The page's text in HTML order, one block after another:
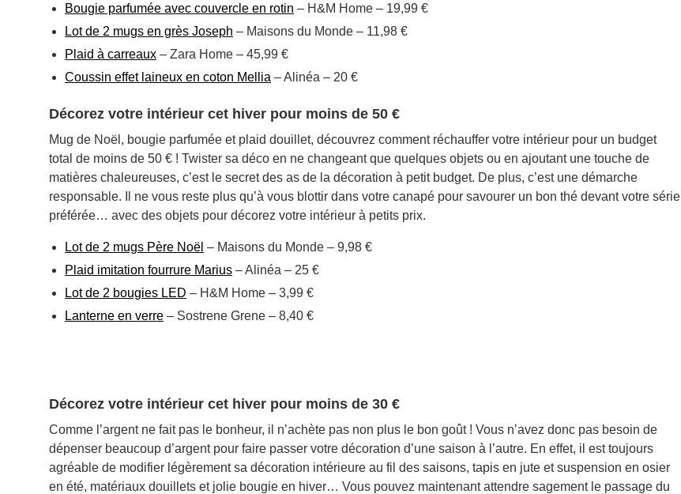
Bougie parfumée avec couvercle en rotin – H&M Home – 19,99 €
Lot de 2 mugs en grès Joseph – Maisons du Monde – 11,98 €
Plaid à carreaux – Zara Home – 45,99 €
Coussin effet laineux en coton Mellia – Alinéa – 20 €
Décorez votre intérieur cet hiver pour moins de 50 €
Mug de Noël, bougie parfumée et plaid douillet, découvrez comment réchauffer votre intérieur pour un budget
total de moins de 50 € ! Twister sa déco en ne changeant que quelques objets ou en ajoutant une touche de
matières chaleureuses, c’est le secret des as de la décoration à petit budget. De plus, c’est une démarche
responsable. Il ne vous reste plus qu’à vous blottir dans votre canapé pour savourer un bon thé devant votre série
préférée… avec des objets pour décorez votre intérieur à petits prix.
Lot de 2 mugs Père Noël – Maisons du Monde – 9,98 €
Plaid imitation fourrure Marius – Alinéa – 25 €
Lot de 2 bougies LED – H&M Home – 3,99 €
Lanterne en verre – Sostrene Grene – 8,40 €
Décorez votre intérieur cet hiver pour moins de 30 €
Comme l’argent ne fait pas le bonheur, il n’achète pas non plus le bon goût ! Vous n’avez donc pas besoin de
dépenser beaucoup d’argent pour faire passer votre décoration d’une saison à l’autre. En effet, il est toujours
agréable de modifier légèrement sa décoration intérieure au fil des saisons, tapis en jute et suspension en osier
en été, matériaux douillets et jolie bougie en hiver… Vous pouvez maintenant attendre sagement le passage du